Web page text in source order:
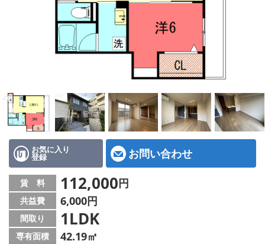
一人暮らしの物件特集
ペット相談OKの賃貸！
ハウスメーカー施工特集！
路線·駅から探す
IT重説について
スタッフ紹介
賃貸管理の北白川店
店舗情報·アクセス
お気に入り
登録 お問い合わせ
賃 料 112,000円
共益費 6,000円
間取り 1LDK
専有面積 42.19㎡